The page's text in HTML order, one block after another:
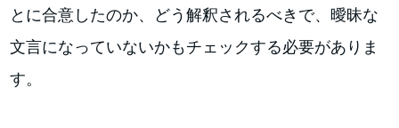
とに合意したのか、どう解釈されるべきで、曖昧な
文言になっていないかもチェックする必要がありま
す。